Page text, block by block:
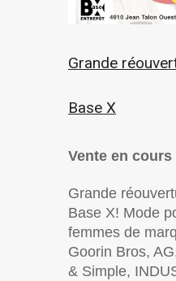
Grande
Base X
Vente en cours
Grande
Base X! Mode
femmes de
Goorin Bros,
& Simple,